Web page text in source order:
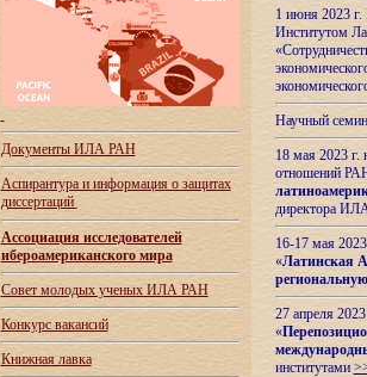
Документы ИЛА РАН
Аспирантура и информация о защитах
диссертаций
Ассоциация исследователей
ибероамериканского мира
Совет молодых ученых ИЛА РАН
Конкурс вакансий
Книжная лавка
1 июня 2023
Институтом
Научный
18 мая 2023
отношений
директора
16-17 мая
«Латинская
27 апреля
«
институтами